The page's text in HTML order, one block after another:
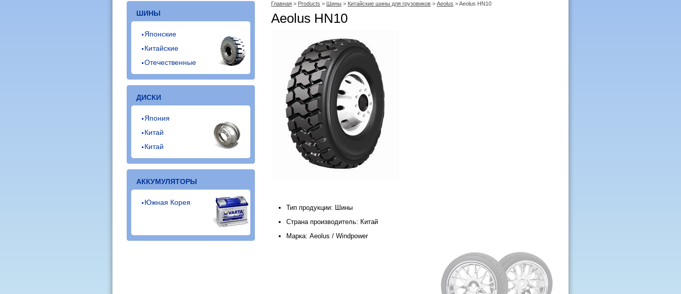
ШИНЫ
Японские
Китайские
Отечественные
ДИСКИ
Япония
Китай
Китай
АККУМУЛЯТОРЫ
Южная Корея
Главная > Products > Шины > Китайские шины для грузовиков > Aeolus > Aeolus HN10
Aeolus HN10
Тип продукции: Шины
Страна производитель: Китай
Марка: Aeolus / Windpower